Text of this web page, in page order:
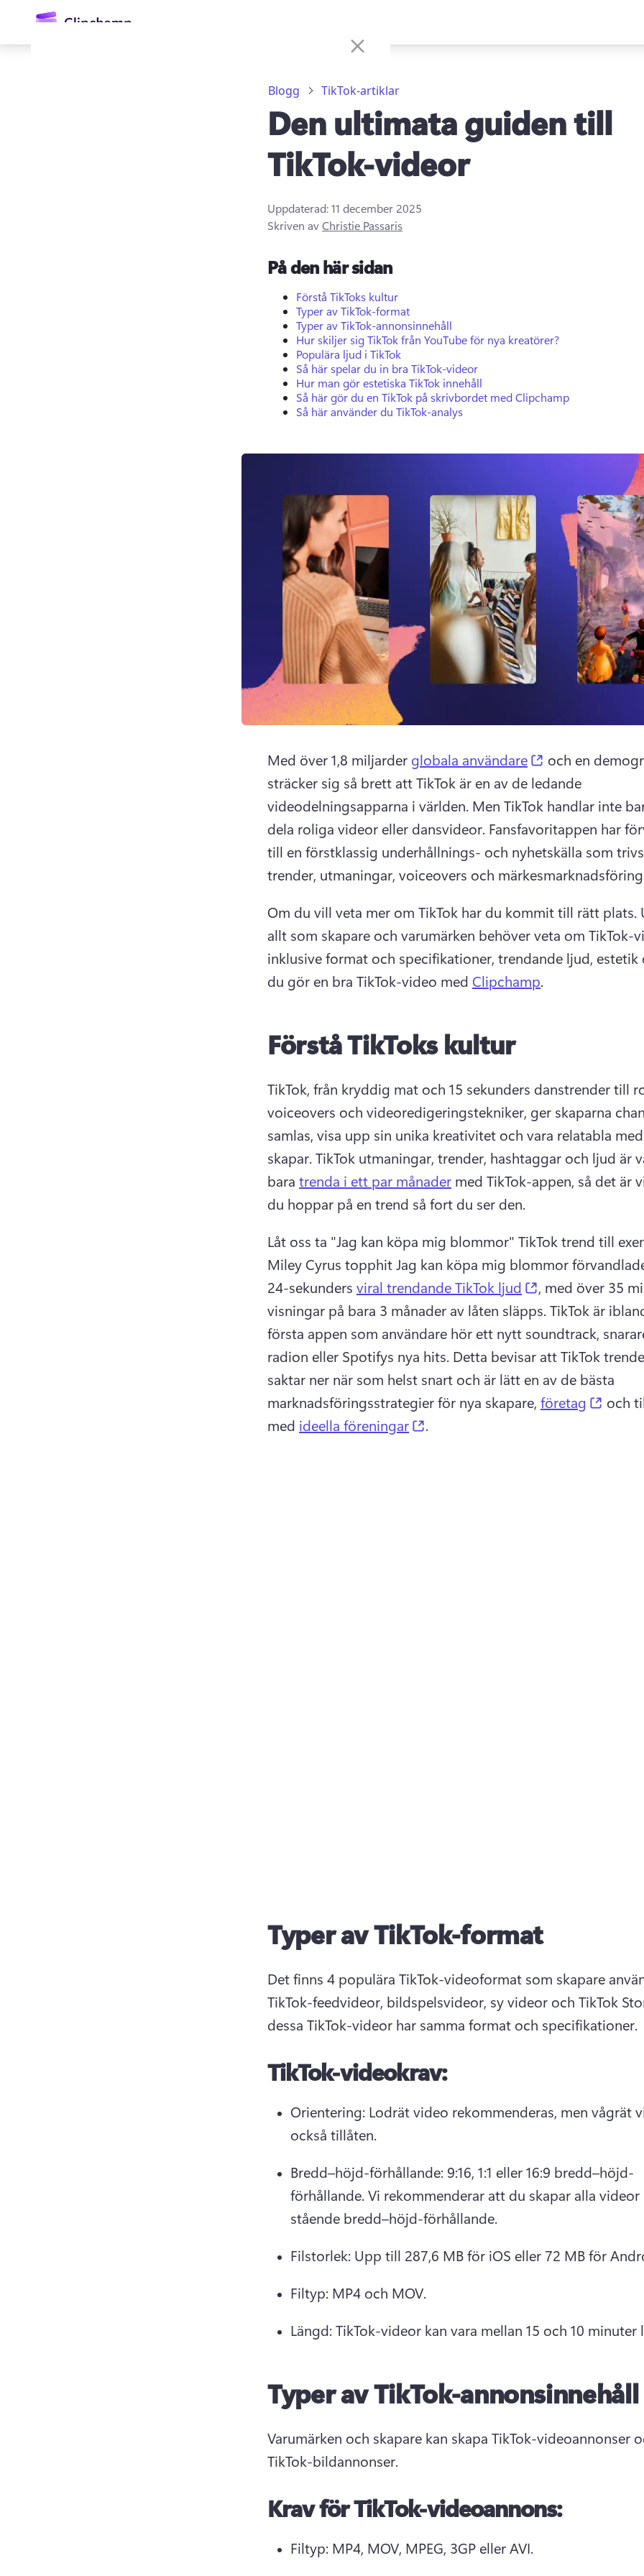
huvudinnehåll
Blogg TikTok-artiklar
Den ultimata guiden till
TikTok-videor
Uppdaterad:11 december 2025
Skriven avChristie Passaris
På den här sidan
Förstå TikToks kultur
Typer av TikTok-format
Typer av TikTok-annonsinnehåll
Hur skiljer sig TikTok från YouTube för nya kreatörer?
Populära ljud i TikTok
Så här spelar du in bra TikTok-videor
Hur man gör estetiska TikTok innehåll
Så här gör du en TikTok på skrivbordet med Clipchamp
Så här använder du TikTok-analys
Med över 1,8 miljarder globala användare (opens in a
och en
sträcker sig så brett att TikTok är en av de ledande
videodelningsapparna i världen. Men TikTok handlar inte
dela roliga videor eller dansvideor. Fansfavoritappen har
till en förstklassig underhållnings- och nyhetskälla som
trender, utmaningar, voiceovers och
Om du vill veta mer om TikTok har du kommit till rätt plats.
allt som skapare och varumärken behöver veta om TikTok-
inklusive format och specifikationer, trendande ljud, estetik
du gör en bra TikTok-video med Clipchamp.
Förstå TikToks kultur
TikTok, från kryddig mat och 15 sekunders danstrender till
voiceovers och videoredigeringstekniker, ger skaparna
samlas, visa upp sin unika kreativitet och vara relatabla
skapar. TikTok utmaningar, trender, hashtaggar och ljud är
bara trenda i ett par månader med TikTok-appen, så det är
du hoppar på en trend så fort du ser den.
Miley Cyrus topphit Jag kan köpa mig blommor
24-sekunders viral trendande TikTok ljud (opens in a new
, med över 35
visningar på bara 3 månader av låten släpps. TikTok är
första appen som användare hör ett nytt soundtrack,
radion eller Spotifys nya hits. Detta bevisar att TikTok
saktar ner när som helst snart och är lätt en av de bästa
marknadsföringsstrategier för nya skapare, företag
och
med ideella föreningar (opens in a new tab)
.
Typer av TikTok-format
Det finns 4 populära TikTok-videoformat som skapare
TikTok-feedvideor, bildspelsvideor, sy videor och TikTok
dessa TikTok-videor har samma format och specifikationer.
TikTok-videokrav:
Orientering: Lodrät video rekommenderas, men vågrät
också tillåten.
Bredd–höjd-förhållande: 9:16, 1:1 eller 16:9 bredd–höjd-
förhållande. Vi rekommenderar att du skapar alla videor
stående bredd–höjd-förhållande.
Filstorlek: Upp till 287,6 MB för iOS eller 72 MB för
Filtyp: MP4 och MOV.
Längd: TikTok-videor kan vara mellan 15 och 10 minuter
Typer av TikTok-annonsinnehåll
Varumärken och skapare kan skapa TikTok-videoannonser
TikTok-bildannonser.
Krav för TikTok-videoannons:
Filtyp: MP4, MOV, MPEG, 3GP eller AVI.